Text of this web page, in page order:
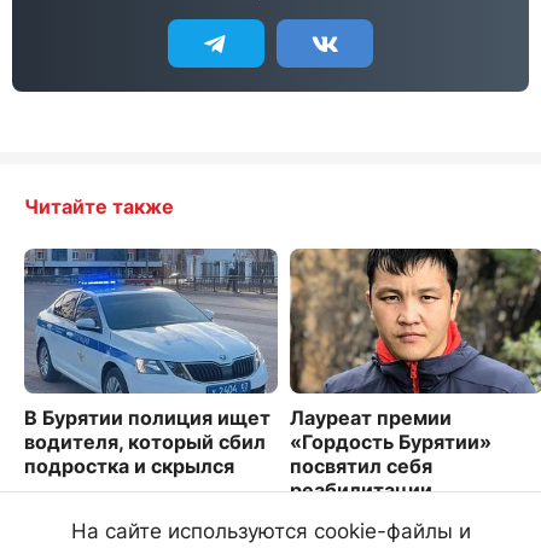
Читайте также
В Бурятии полиция ищет
водителя, который сбил
подростка и скрылся
Лауреат премии
«Гордость Бурятии»
посвятил себя
реабилитации
На сайте используются cookie-файлы и